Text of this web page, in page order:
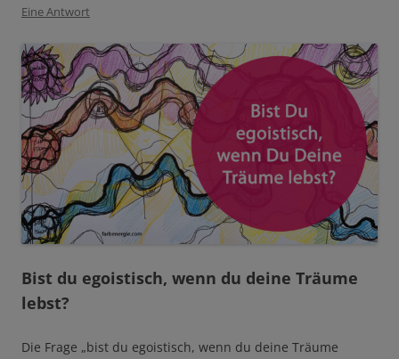
Eine Antwort
Bist du egoistisch, wenn du deine Träume
lebst?
Die Frage „bist du egoistisch, wenn du deine Träume